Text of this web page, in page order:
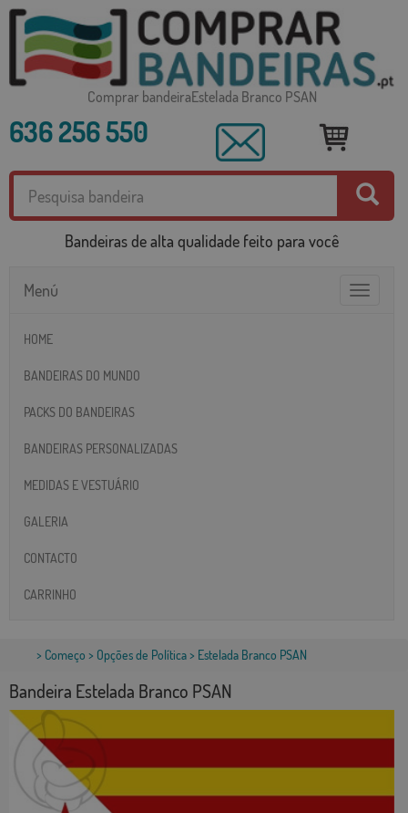
Comprar bandeiraEstelada Branco PSAN
636 256 550
Bandeiras de alta qualidade feito para você
Toggle
Menú
HOME
BANDEIRAS DO MUNDO
PACKS DO BANDEIRAS
BANDEIRAS PERSONALIZADAS
MEDIDAS E VESTUÁRIO
GALERIA
CONTACTO
CARRINHO
> Começo > Opções de Política> Estelada Branco PSAN
Bandeira Estelada Branco PSAN